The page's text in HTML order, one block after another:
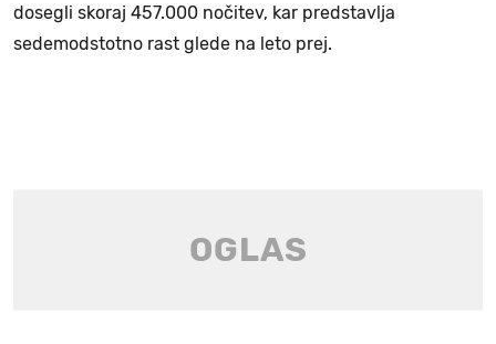
dosegli skoraj 457.000 nočitev, kar predstavlja
sedemodstotno rast glede na leto prej.